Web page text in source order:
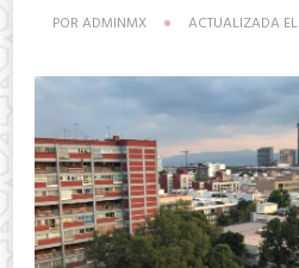
POR ADMINMX ACTUALIZADA EL